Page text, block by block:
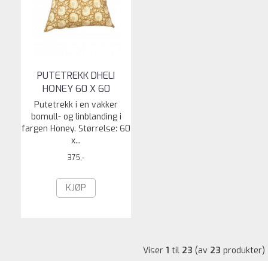
PUTETREKK DHELI
HONEY 60 X 60
Putetrekk i en vakker
bomull- og linblanding i
fargen Honey. Størrelse: 60
x...
375,-
KJØP
Viser 1 til 23 (av 23 produkter)